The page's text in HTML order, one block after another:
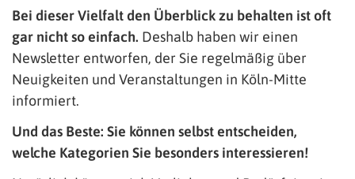
Bei dieser Vielfalt den Überblick zu behalten ist oft
gar nicht so einfach. Deshalb haben wir einen
Newsletter entworfen, der Sie regelmäßig über
Neuigkeiten und Veranstaltungen in Köln-Mitte
informiert.
Und das Beste: Sie können selbst entscheiden,
welche Kategorien Sie besonders interessieren!